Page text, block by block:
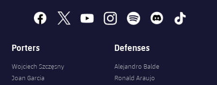
facebook
x youtubeinstagramspotify discord tiktok
Porters
Wojciech Szczęsny
Joan Garcia
Defenses
Alejandro Balde
Ronald Araujo